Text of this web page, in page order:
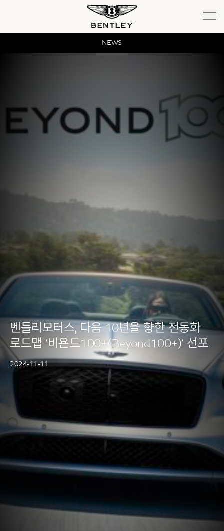
Bentayga
New Continental GT
New Continental GT Convertible
SERVICE
인증 중고차
NEWS
벤틀리모터스, 다음 10년을 향한 전동화
로드맵 ‘비욘드100+(Beyond100+)’ 선포
2024-11-11